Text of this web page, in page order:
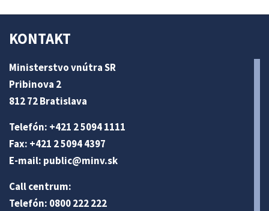
KONTAKT
Ministerstvo vnútra SR
Pribinova 2
812 72 Bratislava
Telefón: +421 2 5094 1111
Fax: +421 2 5094 4397
E-mail: public@minv.sk
Call centrum:
Telefón: 0800 222 222